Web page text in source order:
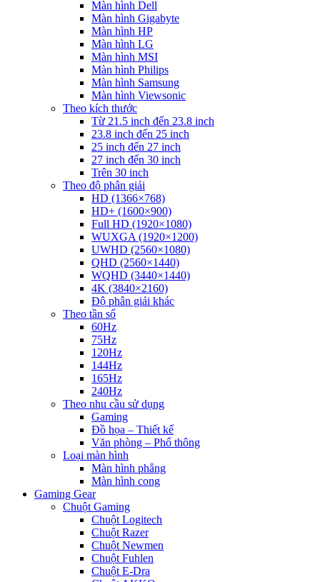
Màn hình Dell
Màn hình Gigabyte
Màn hình HP
Màn hình LG
Màn hình MSI
Màn hình Philips
Màn hình Samsung
Màn hình Viewsonic
Theo kích thước
Từ 21.5 inch đến 23.8 inch
23.8 inch đến 25 inch
25 inch đến 27 inch
27 inch đến 30 inch
Trên 30 inch
Theo độ phân giải
HD (1366×768)
HD+ (1600×900)
Full HD (1920×1080)
WUXGA (1920×1200)
UWHD (2560×1080)
QHD (2560×1440)
WQHD (3440×1440)
4K (3840×2160)
Độ phân giải khác
Theo tần số
60Hz
75Hz
120Hz
144Hz
165Hz
240Hz
Theo nhu cầu sử dụng
Gaming
Đồ họa – Thiết kế
Văn phòng – Phổ thông
Loại màn hình
Màn hình phẳng
Màn hình cong
Gaming Gear
Chuột Gaming
Chuột Logitech
Chuột Razer
Chuột Newmen
Chuột Fuhlen
Chuột E-Dra